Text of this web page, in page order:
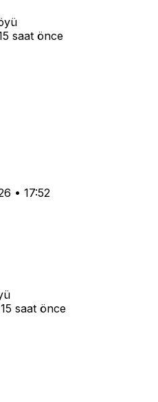
saat önce
• 17:52
15 saat önce